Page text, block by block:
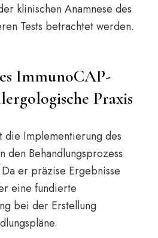
klinischen Anamnese des
Tests betrachtet werden.
ImmunoCAP-
Praxis
die Implementierung des
den Behandlungsprozess
er präzise Ergebnisse
eine fundierte
bei der Erstellung